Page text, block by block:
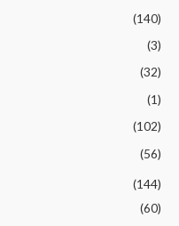
(140)
(3)
(32)
(1)
(102)
(56)
(144)
(60)